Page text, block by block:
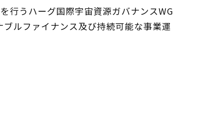
行うハーグ国際宇宙資源ガバナンスWG
ルファイナンス及び持続可能な事業運